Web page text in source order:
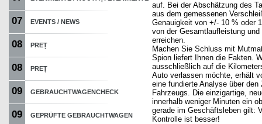
07 EVENTS / NEWS
08 PREȚ
08 PREȚ
09 GEBRAUCHTWAGENCHECK
09 GEPRÜFTE GEBRAUCHTWAGEN
auf. Bei der Abschätzung des
aus dem gemessenen
Genauigkeit von +/- 10 % oder
von der Gesamtlaufleistung und
erreichen.
Machen Sie Schluss mit
Spion liefert Ihnen die Fakten.
ausschließlich auf die
Auto verlassen möchte, erhält
eine fundierte Analyse über den
Fahrzeugs. Die einzigartige,
innerhalb weniger Minuten ein
gerade im Geschäftsleben gilt:
Kontrolle ist besser!